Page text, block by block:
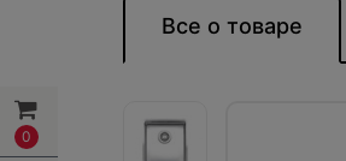
0
Все о товаре